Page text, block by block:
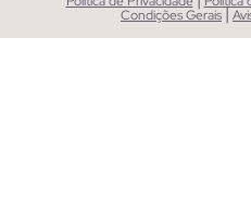
Condições Gerais|